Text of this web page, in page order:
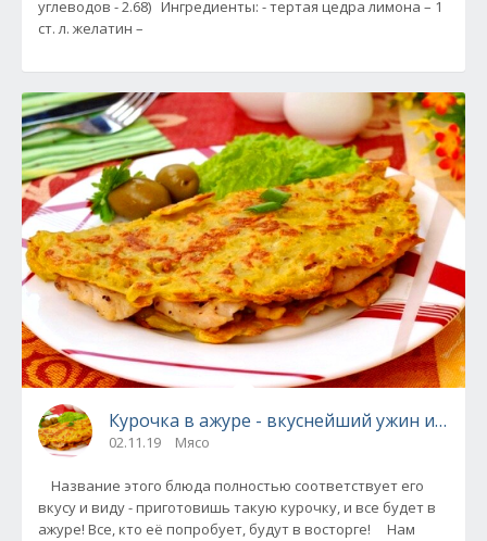
углеводов - 2.68) Ингредиенты: - тертая цедра лимона – 1
ст. л. желатин –
Курочка в ажуре - вкуснейший ужин и в
02.11.19 Мясо
Название этого блюда полностью соответствует его
вкусу и виду - приготовишь такую курочку, и все будет в
ажуре! Все, кто её попробует, будут в восторге! Нам